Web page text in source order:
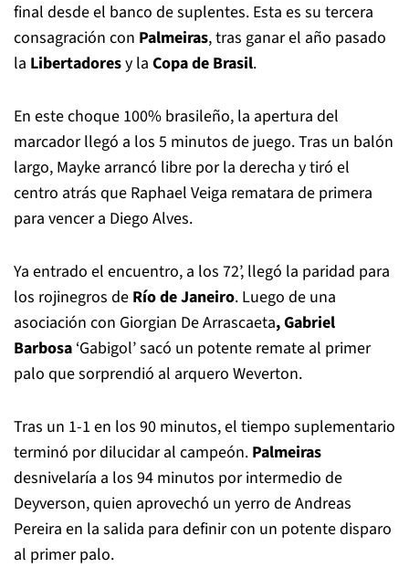
final desde el banco de suplentes. Esta es su tercera
consagración con Palmeiras, tras ganar el año pasado
la Libertadoresy la Copa de Brasil.
En este choque 100% brasileño, la apertura del
marcador llegó a los 5 minutos de juego. Tras un balón
largo, Mayke arrancó libre por la derecha y tiró el
centro atrás que Raphael Veiga rematara de primera
para vencer a Diego Alves.
Ya entrado el encuentro, a los 72’, llegó la paridad para
los rojinegros de Río de Janeiro. Luego de una
asociación con Giorgian De Arrascaeta, Gabriel
Barbosa ‘Gabigol’ sacó un potente remate al primer
palo que sorprendió al arquero Weverton.
Tras un 1-1 en los 90 minutos, el tiempo suplementario
terminó por dilucidar al campeón. Palmeiras
desnivelaría a los 94 minutos por intermedio de
Deyverson, quien aprovechó un yerro de Andreas
Pereira en la salida para definir con un potente disparo
al primer palo.